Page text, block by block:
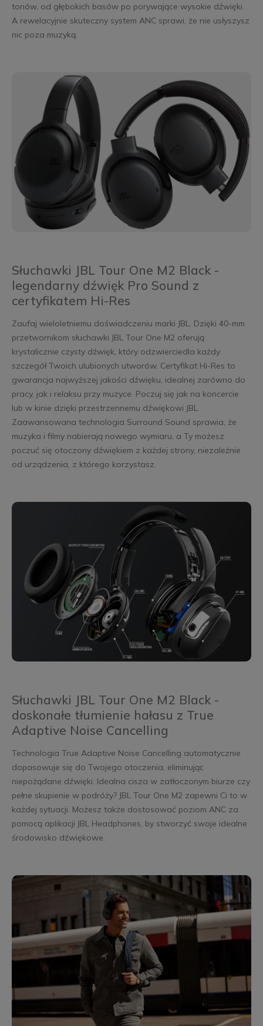
tonów, od głębokich basów po porywające wysokie dźwięki.
A rewelacyjnie skuteczny system ANC sprawi, że nie usłyszysz
nic poza muzyką.
Słuchawki JBL Tour One M2 Black -
legendarny dźwięk Pro Sound z
certyfikatem Hi-Res
Zaufaj wieloletniemu doświadczeniu marki JBL. Dzięki 40-mm
przetwornikom słuchawki JBL Tour One M2 oferują
krystalicznie czysty dźwięk, który odzwierciedla każdy
szczegół Twoich ulubionych utworów. Certyfikat Hi-Res to
gwarancja najwyższej jakości dźwięku, idealnej zarówno do
pracy, jak i relaksu przy muzyce. Poczuj się jak na koncercie
lub w kinie dzięki przestrzennemu dźwiękowi JBL.
Zaawansowana technologia Surround Sound sprawia, że
muzyka i filmy nabierają nowego wymiaru, a Ty możesz
poczuć się otoczony dźwiękiem z każdej strony, niezależnie
od urządzenia, z którego korzystasz.
Słuchawki JBL Tour One M2 Black -
doskonałe tłumienie hałasu z True
Adaptive Noise Cancelling
Technologia True Adaptive Noise Cancelling automatycznie
dopasowuje się do Twojego otoczenia, eliminując
niepożądane dźwięki. Idealna cisza w zatłoczonym biurze czy
pełne skupienie w podróży? JBL Tour One M2 zapewni Ci to w
każdej sytuacji. Możesz także dostosować poziom ANC za
pomocą aplikacji JBL Headphones, by stworzyć swoje idealne
środowisko dźwiękowe.